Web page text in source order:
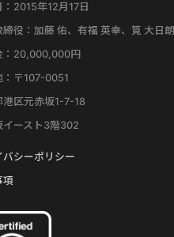
：2015年12月17日
締役：加藤 佑、有福 英幸、筧 大日朗
：20,000,000円
：〒107-0051
港区元赤坂1-7-18
イースト3階302
バシーポリシー
項